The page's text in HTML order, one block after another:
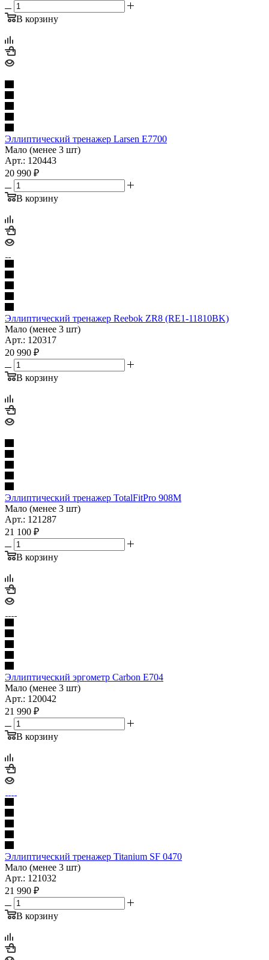
В корзину
Эллиптический тренажер Larsen E7700
Мало (менее 3 шт)
Арт.: 120443
20 990 ₽
В корзину
Эллиптический тренажер Reebok ZR8 (RE1-11810BK)
Мало (менее 3 шт)
Арт.: 120317
20 990 ₽
В корзину
Эллиптический тренажер TotalFitPro 908М
Мало (менее 3 шт)
Арт.: 121287
21 100 ₽
В корзину
Эллиптический эргометр Carbon E704
Мало (менее 3 шт)
Арт.: 120042
21 990 ₽
В корзину
Эллиптический тренажер Titanium SF 0470
Мало (менее 3 шт)
Арт.: 121032
21 990 ₽
В корзину